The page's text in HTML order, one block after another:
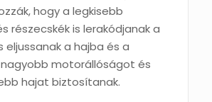
hogy a legkisebb
részecskék is lerakódjanak a
eljussanak a hajba és a
motorállóságot és
hajat biztosítanak.